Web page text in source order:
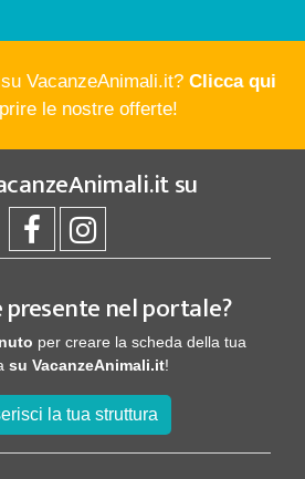
VacanzeAnimali.it? Clicca qui
le nostre offerte!
su
presente nel portale?
per creare la scheda della tua
su VacanzeAnimali.it!
la tua struttura